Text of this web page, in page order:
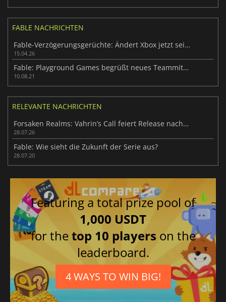
FABLE NACHRICHTEN
Fable-Verzögerungsgerüchte: Ändert Xbox jetzt seinen Veröffentlichungsplan?
15.04.26
Fable: Playground Games begrüßt neues Teammitglied
10.08.21
RELEVANTE NACHRICHTEN
Forsaken Realms: Vahrin’s Call feiert Release nach 10 Jahren
28.07.26
Fable: Wie sieht die Zukunft der Serie aus?
28.07.20
Featuring a total prize pool of
1,000 USDT
for thetop 10 players on the
leaderboard.
4 WAYS TO WIN BIG!